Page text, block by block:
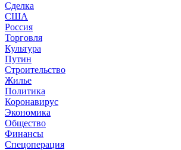
Сделка
США
Россия
Торговля
Культура
Путин
Строительство
Жилье
Политика
Коронавирус
Экономика
Общество
Финансы
Спецоперация